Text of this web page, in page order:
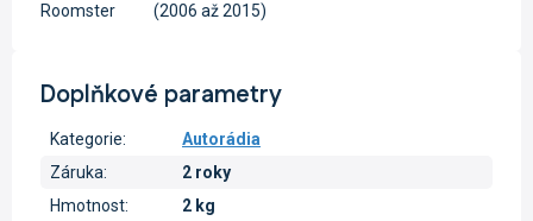
Roomster
(2006 až 2015)
Doplňkové parametry
Kategorie:
Autorádia
Záruka:
2 roky
Hmotnost:
2 kg